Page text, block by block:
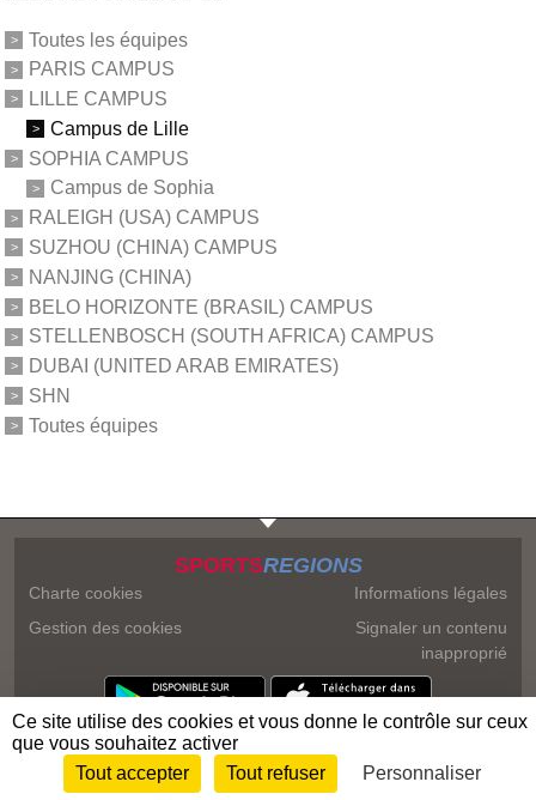
Toutes les équipes
PARIS CAMPUS
LILLE CAMPUS
Campus de Lille
SOPHIA CAMPUS
Campus de Sophia
RALEIGH (USA) CAMPUS
SUZHOU (CHINA) CAMPUS
NANJING (CHINA)
BELO HORIZONTE (BRASIL) CAMPUS
STELLENBOSCH (SOUTH AFRICA) CAMPUS
DUBAI (UNITED ARAB EMIRATES)
SHN
Toutes équipes
SPORTSREGIONS
Charte cookies
Gestion des cookies
Informations légales
Signaler un contenu
inapproprié
Envie de participer ? Connexion
Ce site utilise des cookies et vous donne le contrôle sur ceux
que vous souhaitez activer
Tout accepter
Tout refuser Personnaliser